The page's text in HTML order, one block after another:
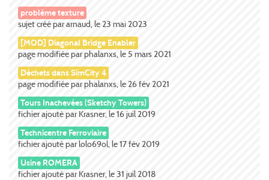
problème texture
sujet créé par arnaud, le 23 mai 2023
[MOD] Diagonal Bridge Enabler
page modifiée par phalanxs, le 5 mars 2021
Déchets dans SimCity 4
page modifiée par phalanxs, le 26 fév 2021
Tours Inachevées (Sketchy Towers)
fichier ajouté par Krasner, le 16 juil 2019
Technicentre Ferroviaire
fichier ajouté par lolo69ol, le 17 fév 2019
Usine ROMERA
fichier ajouté par Krasner, le 31 juil 2018